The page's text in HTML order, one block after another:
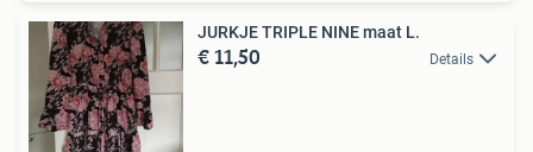
JURKJE TRIPLE NINE maat L.
€ 11,50 Details